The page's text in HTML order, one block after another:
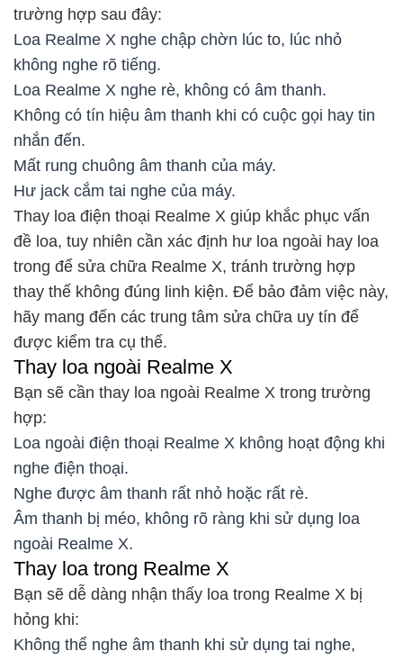
trường hợp sau đây:
Loa Realme X nghe chập chờn lúc to, lúc nhỏ
không nghe rõ tiếng.
Loa Realme X nghe rè, không có âm thanh.
Không có tín hiệu âm thanh khi có cuộc gọi hay tin
nhắn đến.
Mất rung chuông âm thanh của máy.
Hư jack cắm tai nghe của máy.
Thay loa điện thoại Realme X giúp khắc phục vấn
đề loa, tuy nhiên cần xác định hư loa ngoài hay loa
trong để sửa chữa Realme X, tránh trường hợp
thay thế không đúng linh kiện. Để bảo đảm việc này,
hãy mang đến các trung tâm sửa chữa uy tín để
được kiểm tra cụ thể.
Thay loa ngoài Realme X
Bạn sẽ cần thay loa ngoài Realme X trong trường
hợp:
Loa ngoài điện thoại Realme X không hoạt động khi
nghe điện thoại.
Nghe được âm thanh rất nhỏ hoặc rất rè.
Âm thanh bị méo, không rõ ràng khi sử dụng loa
ngoài Realme X.
Thay loa trong Realme X
Bạn sẽ dễ dàng nhận thấy loa trong Realme X bị
hỏng khi:
Không thể nghe âm thanh khi sử dụng tai nghe,